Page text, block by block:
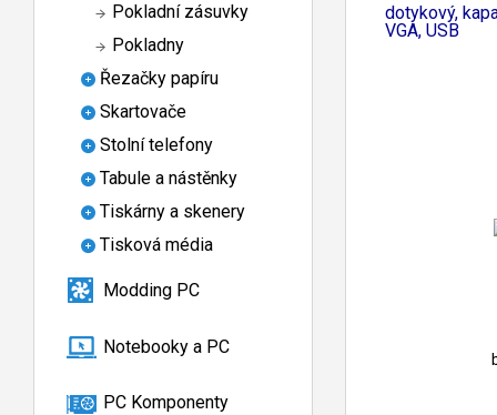
Pokladní zásuvky
Pokladny
Řezačky papíru
Skartovače
Stolní telefony
Tabule a nástěnky
Tiskárny a skenery
Tisková média
Modding PC
Notebooky a PC
PC Komponenty
dotykový,
VGA, USB